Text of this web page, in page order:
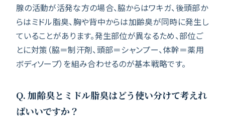
腺の活動が活発な方の場合、脇からはワキガ、後頭部か
らはミドル脂臭、胸や背中からは加齢臭が同時に発生し
ていることがあります。発生部位が異なるため、部位ご
とに対策（脇＝制汗剤、頭部＝シャンプー、体幹＝薬用
ボディソープ）を組み合わせるのが基本戦略です。
Q. 加齢臭とミドル脂臭はどう使い分けて考えれ
ばいいですか？